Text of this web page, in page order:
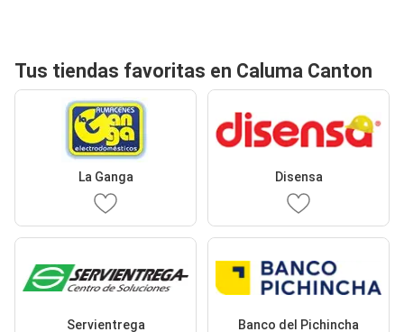
Tus tiendas favoritas en Caluma Canton
La Ganga Disensa
Servientrega Banco del Pichincha